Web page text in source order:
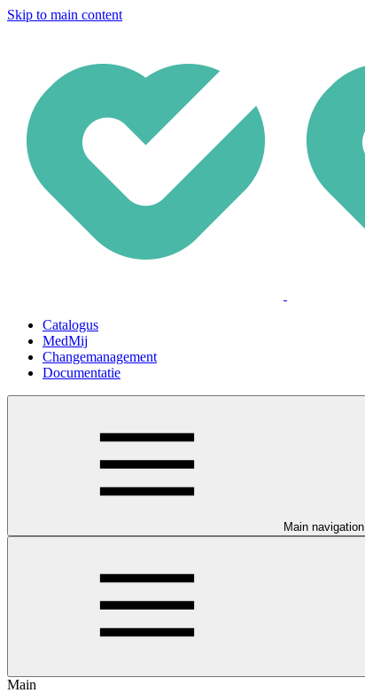
Skip to main content
Catalogus
MedMij
Changemanagement
Documentatie
Main navigation
Main